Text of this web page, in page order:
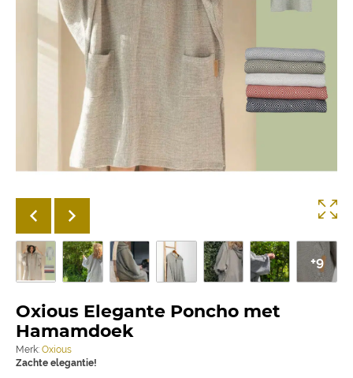
+9
Oxious Elegante Poncho met
Hamamdoek
Merk: Oxious
Zachte elegantie!